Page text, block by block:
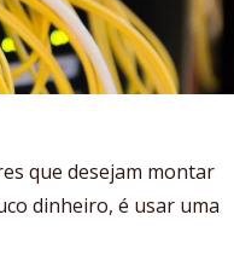
que desejam montar
dinheiro, é usar uma